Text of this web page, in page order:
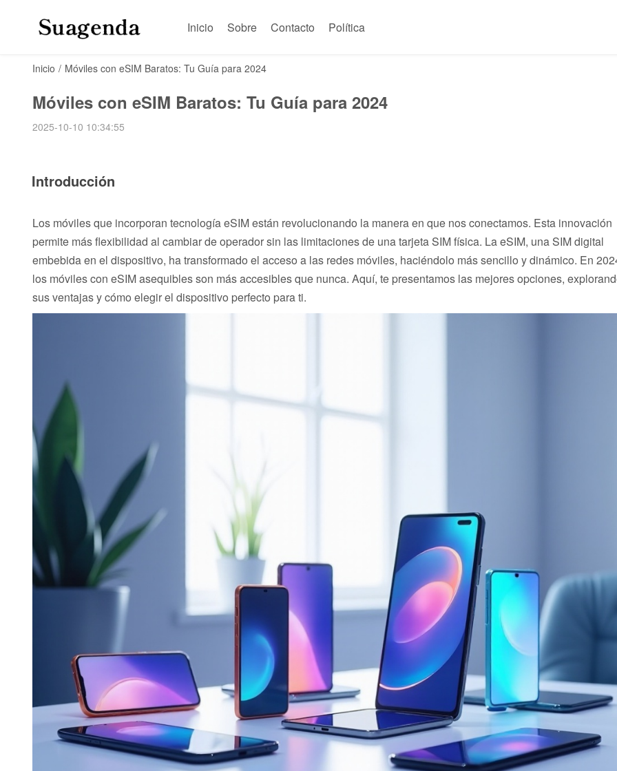
Inicio Sobre Contacto Política
Inicio / Móviles con eSIM Baratos: Tu Guía para 2024
Móviles con eSIM Baratos: Tu Guía para 2024
2025-10-10 10:34:55
Introducción
Los móviles que incorporan tecnología eSIM están revolucionando la manera en que nos conectamos. Esta innovación
permite más flexibilidad al cambiar de operador sin las limitaciones de una tarjeta SIM física. La eSIM, una SIM digital
embebida en el dispositivo, ha transformado el acceso a las redes móviles, haciéndolo más sencillo y dinámico. En
los móviles con eSIM asequibles son más accesibles que nunca. Aquí, te presentamos las mejores opciones,
sus ventajas y cómo elegir el dispositivo perfecto para ti.